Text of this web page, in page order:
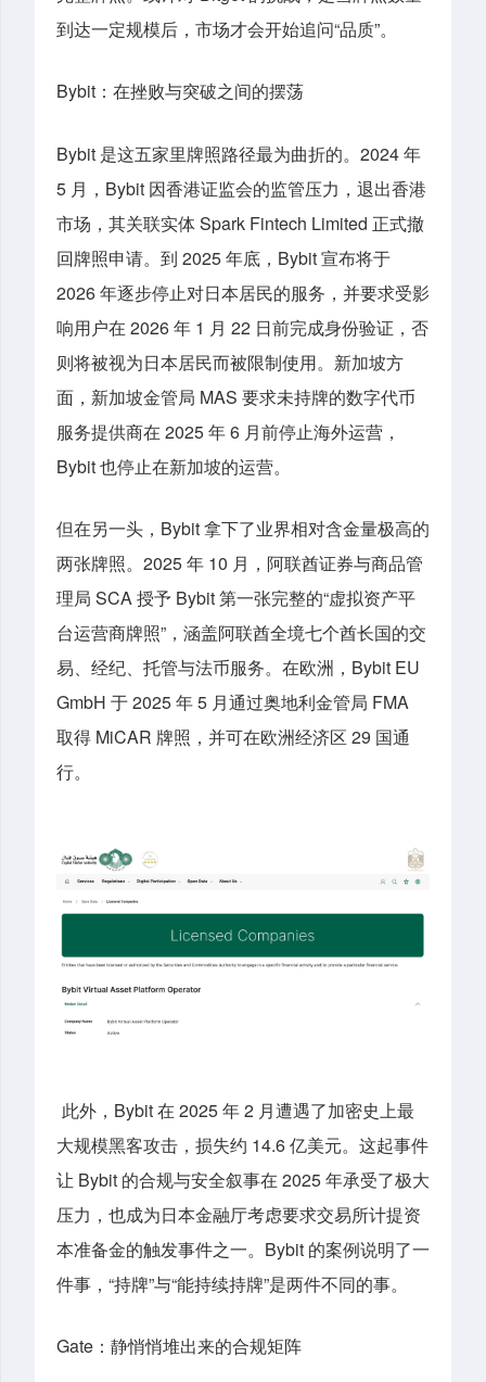
到达一定规模后，市场才会开始追问“品质”。
Bybit：在挫败与突破之间的摆荡
Bybit 是这五家里牌照路径最为曲折的。2024 年
5 月，Bybit 因香港证监会的监管压力，退出香港
市场，其关联实体 Spark Fintech Limited 正式撤
回牌照申请。到 2025 年底，Bybit 宣布将于
2026 年逐步停止对日本居民的服务，并要求受影
响用户在 2026 年 1 月 22 日前完成身份验证，否
则将被视为日本居民而被限制使用。新加坡方
面，新加坡金管局 MAS 要求未持牌的数字代币
服务提供商在 2025 年 6 月前停止海外运营，
Bybit 也停止在新加坡的运营。
但在另一头，Bybit 拿下了业界相对含金量极高的
两张牌照。2025 年 10 月，阿联酋证券与商品管
理局 SCA 授予 Bybit 第一张完整的“虚拟资产平
台运营商牌照”，涵盖阿联酋全境七个酋长国的交
易、经纪、托管与法币服务。在欧洲，Bybit EU
GmbH 于 2025 年 5 月通过奥地利金管局 FMA
取得 MiCAR 牌照，并可在欧洲经济区 29 国通
行。
此外，Bybit 在 2025 年 2 月遭遇了加密史上最
大规模黑客攻击，损失约 14.6 亿美元。这起事件
让 Bybit 的合规与安全叙事在 2025 年承受了极大
压力，也成为日本金融厅考虑要求交易所计提资
本准备金的触发事件之一。Bybit 的案例说明了一
件事，“持牌”与“能持续持牌”是两件不同的事。
Gate：静悄悄堆出来的合规矩阵